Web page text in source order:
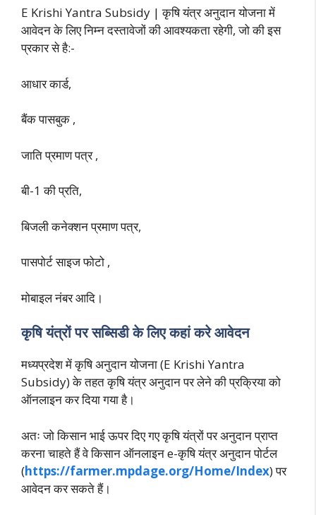
E Krishi Yantra Subsidy | कृषि यंत्र अनुदान योजना में
आवेदन के लिए निम्न दस्तावेजों की आवश्यकता रहेगी, जो की इस
प्रकार से है:-
आधार कार्ड,
बैंक पासबुक ,
जाति प्रमाण पत्र ,
बी-1 की प्रति,
बिजली कनेक्शन प्रमाण पत्र,
पासपोर्ट साइज फोटो ,
मोबाइल नंबर आदि।
कृषि यंत्रों पर सब्सिडी के लिए कहां करे आवेदन
मध्यप्रदेश में कृषि अनुदान योजना (E Krishi Yantra
Subsidy) के तहत कृषि यंत्र अनुदान पर लेने की प्रक्रिया को
ऑनलाइन कर दिया गया है।
अतः जो किसान भाई ऊपर दिए गए कृषि यंत्रों पर अनुदान प्राप्त
करना चाहते हैं वे किसान ऑनलाइन e-कृषि यंत्र अनुदान पोर्टल
(https://farmer.mpdage.org/Home/Index) पर
आवेदन कर सकते हैं।